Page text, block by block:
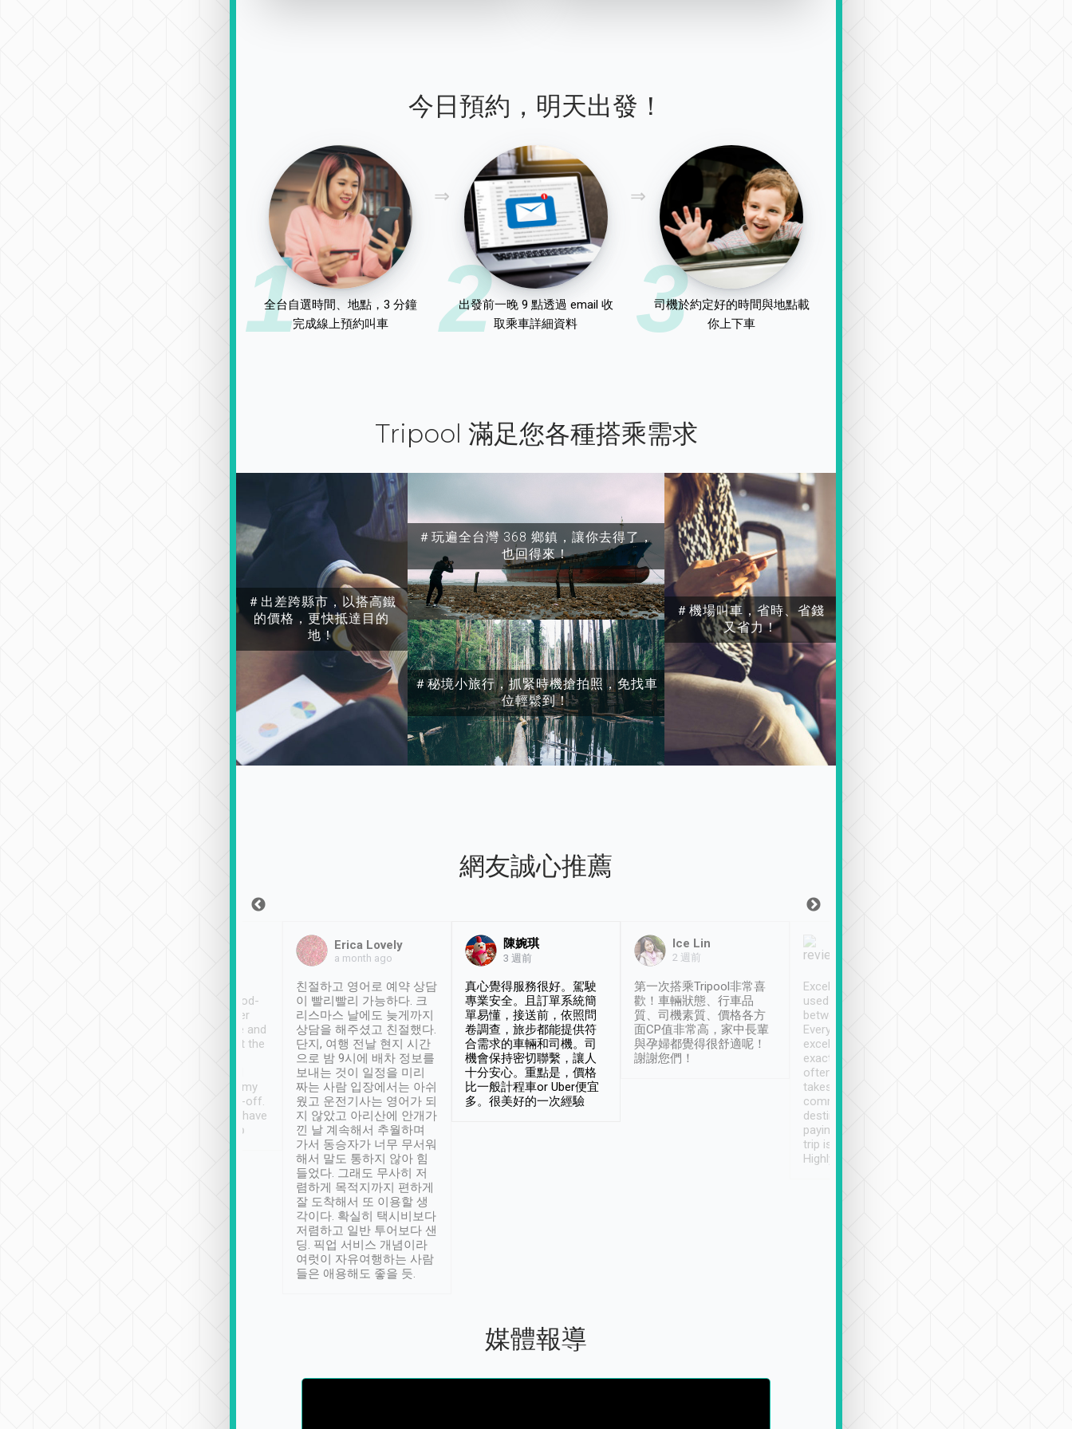
今日預約，明天出發！
1
全台自選時間、地點，3 分鐘
完成線上預約叫車
2
出發前一晚 9 點透過 email 收
取乘車詳細資料
3
司機於約定好的時間與地點載
你上下車
Tripool 滿足您各種搭乘需求
＃出差跨縣市，以搭高鐵
的價格，更快抵達目的
地！
＃玩遍全台灣 368 鄉鎮，讓你去得了，
也回得來！
＃秘境小旅行，抓緊時機搶拍照，免找車
位輕鬆到！
＃機場叫車，省時、省錢
又省力！
網友誠心推薦
service, vehicles in good-
condition and the driver
service was awesome and
thoughtful. Driver went the
have safely arrived at my
destination after drop-off.
Definitely something I have
not seen elsewhere 👍
Erica Lovely
a month ago
친절하고 영어로 예약 상담
이 빨리빨리 가능하다. 크
리스마스 날에도 늦게까지
상담을 해주셨고 친절했다.
단지, 여행 전날 현지 시간
으로 밤 9시에 배차 정보를
보내는 것이 일정을 미리
짜는 사람 입장에서는 아쉬
웠고 운전기사는 영어가 되
지 않았고 아리산에 안개가
낀 날 계속해서 추월하며
가서 동승자가 너무 무서워
해서 말도 통하지 않아 힘
들었다. 그래도 무사히 저
렴하게 목적지까지 편하게
잘 도착해서 또 이용할 생
각이다. 확실히 택시비보다
저렴하고 일반 투어보다 샌
딩. 픽업 서비스 개념이라
여럿이 자유여행하는 사람
들은 애용해도 좋을 듯.
陳婉琪
3 週前
真心覺得服務很好。駕駛
專業安全。且訂單系統簡
單易懂，接送前，依照問
卷調查，旅步都能提供符
合需求的車輛和司機。司
機會保持密切聯繫，讓人
十分安心。重點是，價格
比一般計程車or Uber便宜
多。很美好的一次經驗
Ice Lin
2 週前
第一次搭乘Tripool非常喜
歡！車輛狀態、行車品
質、司機素質、價格各方
面CP值非常高，家中長輩
與孕婦都覺得很舒適呢！
謝謝您們！
Excellent service. We have
used Tripool to travel
between cities in Taiwan.
Every driver has been
excellent and arrives
exactly on time. As there is
often limited English it
takes the difficulty out of
communicating the
destination details and
paying online prior to the
trip is very convenient.
Highly recommended
媒體報導